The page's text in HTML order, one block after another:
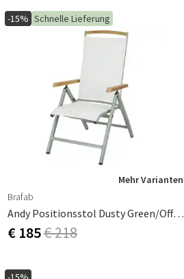
-15% Schnelle Lieferung
Mehr Varianten
Brafab
Andy Positionsstol Dusty Green/Offwhite
€ 185€ 218